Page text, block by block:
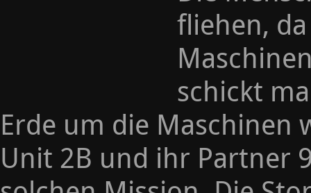
fliehen,
schickt
Erde um die Maschinen
Unit 2B und ihr Partner